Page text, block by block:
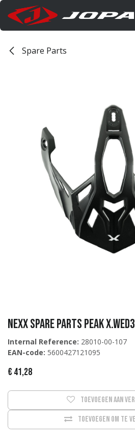
Overslaan naar inhoud
Spare Parts
Nexx Spare Parts PEAK
Internal Reference: 28010-00-107
EAN-code: 5600427121095
€ 41,28
Toevoegen om te
Toevoegen aan